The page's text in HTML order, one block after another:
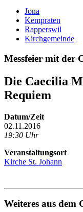
Jona
Kempraten
Rapperswil
Kirchgemeinde
Messfeier mit der
Die Caecilia
Requiem
Datum/Zeit
02.11.2016
19:30 Uhr
Veranstaltungsort
Kirche St. Johann
Weiteres aus dem